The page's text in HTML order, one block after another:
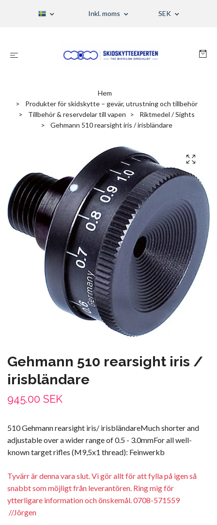
Inkl. moms SEK
Hem
Produkter för skidskytte – gevär, utrustning och tillbehör
Tillbehör & reservdelar till vapen
Riktmedel / Sights
Gehmann 510 rearsight iris / irisbländare
Gehmann 510 rearsight iris /
irisbländare
945.00 SEK
510 Gehmann rearsight iris/ irisbländareMuch shorter and
adjustable over a wider range of 0.5 - 3.0mmFor all well-
known target rifles (M9,5x1 thread): Feinwerkb
Tyvärr är denna vara slut. Vi gör allt för att fylla på igen så
snabbt som möjligt från leverantören. Ring mig för
ytterligare information och önskemål. 0708-571559
//Jörgen